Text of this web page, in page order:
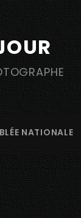
NATIONALE